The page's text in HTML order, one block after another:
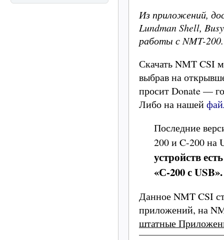
Из приложений,
Lundman Shell,
работы с NMT-200.
Скачать NMT CSI
выбрав на
просит Donate —
Либо на нашей
Последние
200 и C-200 на
устройств
«С-200 с
Данное NMT CSI
приложений, на
штатные